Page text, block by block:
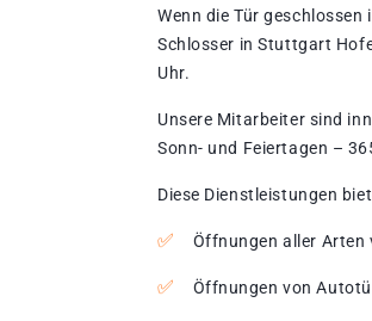
Wenn die Tür
Schlosser in Stuttgart
Uhr.
Unsere Mitarbeiter sind
Sonn- und Feiertagen –
Diese Dienstleistungen
Öffnungen aller Arten
Öffnungen von